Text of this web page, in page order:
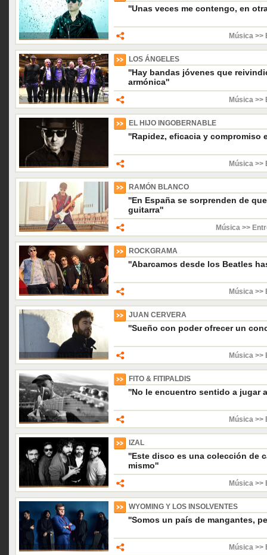
''Unas veces me contengo, en
Música >>
LOS ÁNGELES
''Hay bandas jóvenes que
armónica''
Música >>
EL HIJO INGOBERNABLE
''Rapidez, eficacia y compromiso
Música >>
RAMÓN BLANCO
''En España se sorprenden de
guitarra''
Música >>
ROCKGRAMA
''Abarcamos desde los Beatles
Música >>
JUAN CERVERA
''Sueño con poder ofrecer un
Música >>
FITO & FITIPALDIS
''No le encuentro sentido a jugar
Música >>
IZAL
''Este disco es una colección de
mismo''
Música >>
WYOMING Y LOS INSOLVENTES
''Somos un país de mangantes,
Música >>